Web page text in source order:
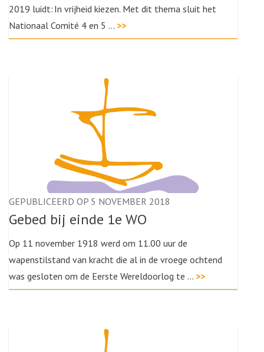
2019 luidt: In vrijheid kiezen. Met dit thema sluit het
Nationaal Comité 4 en 5 … >>
GEPUBLICEERD OP 5 NOVEMBER 2018
Gebed bij einde 1e WO
Op 11 november 1918 werd om 11.00 uur de
wapenstilstand van kracht die al in de vroege ochtend
was gesloten om de Eerste Wereldoorlog te … >>